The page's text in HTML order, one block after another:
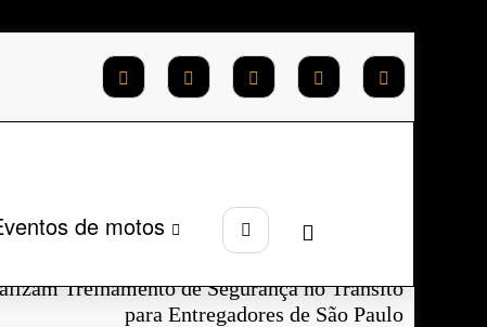
de motos
Treinamento de Segurança no Trânsito
para Entregadores de São Paulo